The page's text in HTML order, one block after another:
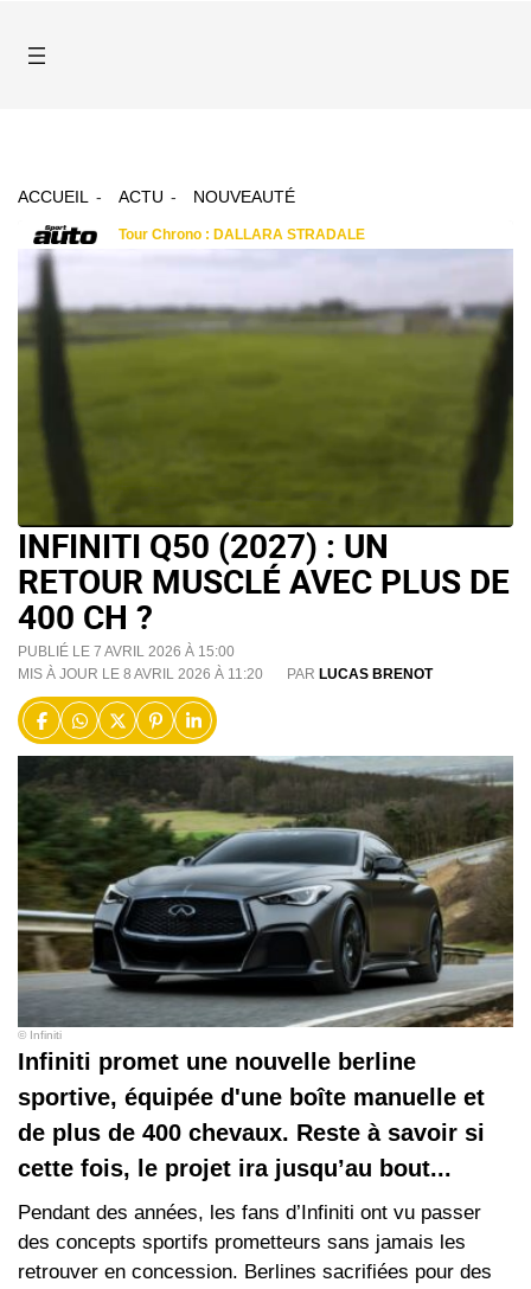
ACCUEIL ACTU NOUVEAUTÉ
INFINITI Q50 (2027) : UN
RETOUR MUSCLÉ AVEC PLUS DE
400 CH ?
PUBLIÉ LE 7 AVRIL 2026 À 15:00
MIS À JOUR LE 8 AVRIL 2026 À 11:20
PAR LUCAS BRENOT
© Infiniti
Infiniti promet une nouvelle berline
sportive, équipée d'une boîte manuelle et
de plus de 400 chevaux. Reste à savoir si
cette fois, le projet ira jusqu’au bout...
Pendant des années, les fans d’Infiniti ont vu passer
des concepts sportifs prometteurs sans jamais les
retrouver en concession. Berlines sacrifiées pour des